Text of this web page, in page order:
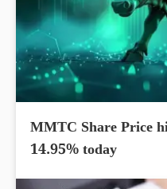
MMTC Share Price
14.95% today